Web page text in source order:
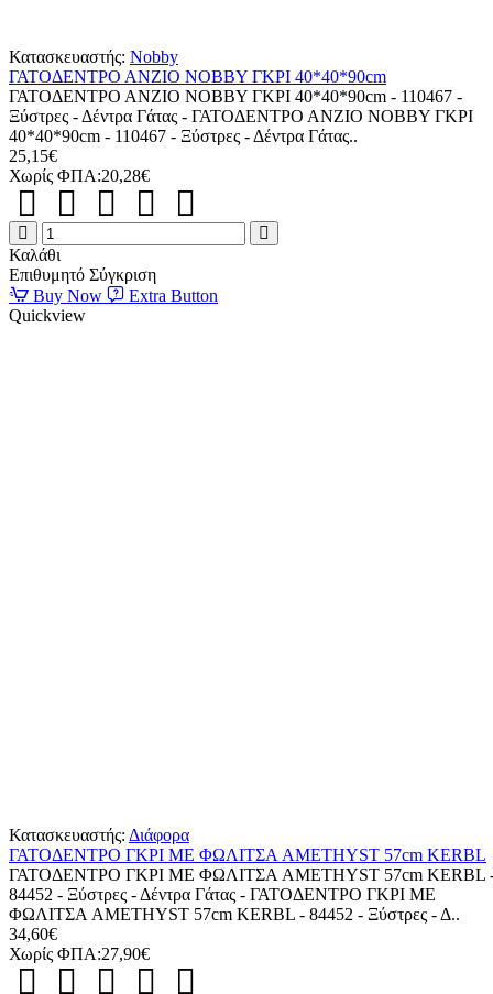
Κατασκευαστής: Nobby
ΓΑΤΟΔΕΝΤΡΟ ΑΝΖΙΟ ΝΟΒΒΥ ΓΚΡΙ 40*40*90cm
ΓΑΤΟΔΕΝΤΡΟ ΑΝΖΙΟ ΝΟΒΒΥ ΓΚΡΙ 40*40*90cm - 110467 -
Ξύστρες - Δέντρα Γάτας - ΓΑΤΟΔΕΝΤΡΟ ΑΝΖΙΟ ΝΟΒΒΥ ΓΚΡΙ
40*40*90cm - 110467 - Ξύστρες - Δέντρα Γάτας..
25,15€
Χωρίς ΦΠΑ:20,28€
ΓΑΤΟΔΕΝΤΡΟ
ΑΝΖΙΟ
ΝΟΒΒΥ
ΓΚΡΙ
40*40*90cm
Καλάθι
Επιθυμητό Σύγκριση
Buy Now
Extra Button
Quickview
Κατασκευαστής: Διάφορα
ΓΑΤΟΔΕΝΤΡΟ ΓΚΡΙ ΜΕ ΦΩΛΙΤΣΑ AMETHYST 57cm KERBL
ΓΑΤΟΔΕΝΤΡΟ ΓΚΡΙ ΜΕ ΦΩΛΙΤΣΑ AMETHYST 57cm KERBL
84452 - Ξύστρες - Δέντρα Γάτας - ΓΑΤΟΔΕΝΤΡΟ ΓΚΡΙ ΜΕ
ΦΩΛΙΤΣΑ AMETHYST 57cm KERBL - 84452 - Ξύστρες - Δ..
34,60€
Χωρίς ΦΠΑ:27,90€